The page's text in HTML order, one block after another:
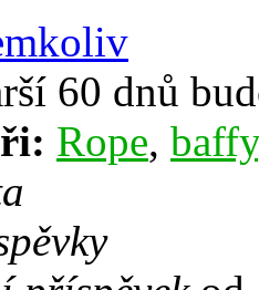
60 dnů
Rope, baffy